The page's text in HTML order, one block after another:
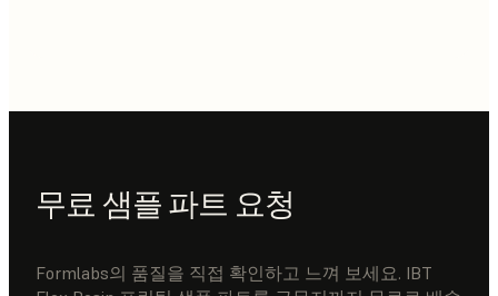
무료 샘플 파트 요청
Formlabs의 품질을 직접 확인하고 느껴 보세요. IBT